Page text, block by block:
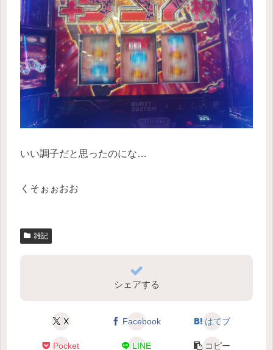
いい調子だと思ったのにな…
くそぉぉおお
雑記
シェアする
X Facebook はてブ
Pocket LINE コピー